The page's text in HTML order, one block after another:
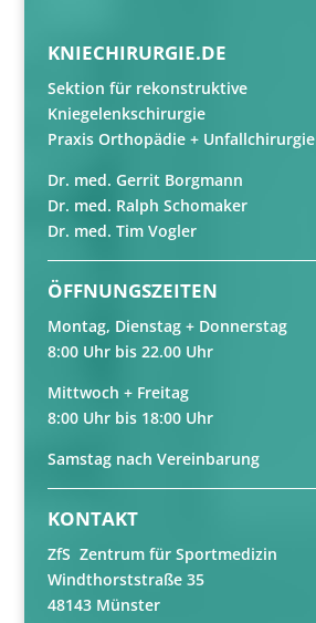
KNIECHIRURGIE.DE
Sektion für rekonstruktive
Kniegelenkschirurgie
Praxis Orthopädie + Unfallchirurgie
Dr. med. Gerrit Borgmann
Dr. med. Ralph Schomaker
Dr. med. Tim Vogler
ÖFFNUNGSZEITEN
Montag, Dienstag + Donnerstag
8:00 Uhr bis 22.00 Uhr
Mittwoch + Freitag
8:00 Uhr bis 18:00 Uhr
Samstag nach Vereinbarung
KONTAKT
ZfS Zentrum für Sportmedizin
Windthorststraße 35
48143 Münster